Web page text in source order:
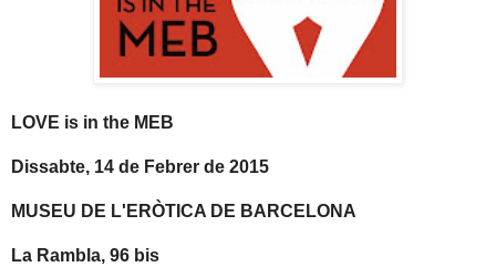
LOVE is in the MEB
Dissabte, 14 de Febrer de 2015
MUSEU DE L'ERÒTICA DE BARCELONA
La Rambla, 96 bis